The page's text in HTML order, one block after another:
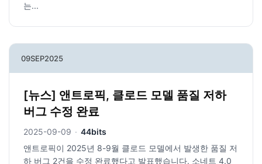
는...
09SEP2025
[뉴스] 앤트로픽, 클로드 모델 품질 저하
버그 수정 완료
2025-09-09 · 44bits
앤트로픽이 2025년 8-9월 클로드 모델에서 발생한 품질 저
하 버그 2건을 수정 완료했다고 발표했습니다. 소네트 4.0